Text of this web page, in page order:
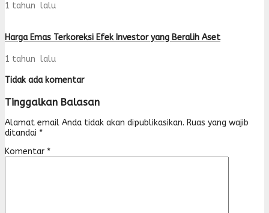
1 tahun lalu
Harga Emas Terkoreksi Efek Investor yang Beralih Aset
1 tahun lalu
Tidak ada komentar
Tinggalkan Balasan
Alamat email Anda tidak akan dipublikasikan. Ruas yang wajib
ditandai *
Komentar *